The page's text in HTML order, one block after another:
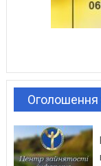
Оголошення